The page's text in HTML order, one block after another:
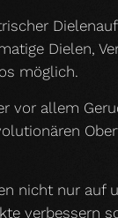
Dielen,
möglich.
vor allem
nicht nur auf
verbessern